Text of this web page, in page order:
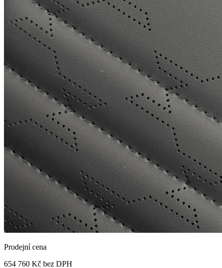
Prodejní cena
654 760 Kč bez DPH